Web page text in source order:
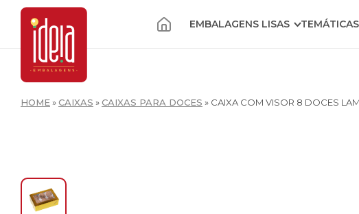
EMBALAGENS LISAS TEMÁTICAS
HOME»CAIXAS »CAIXAS PARA DOCES » CAIXA COM VISOR 8 DOCES